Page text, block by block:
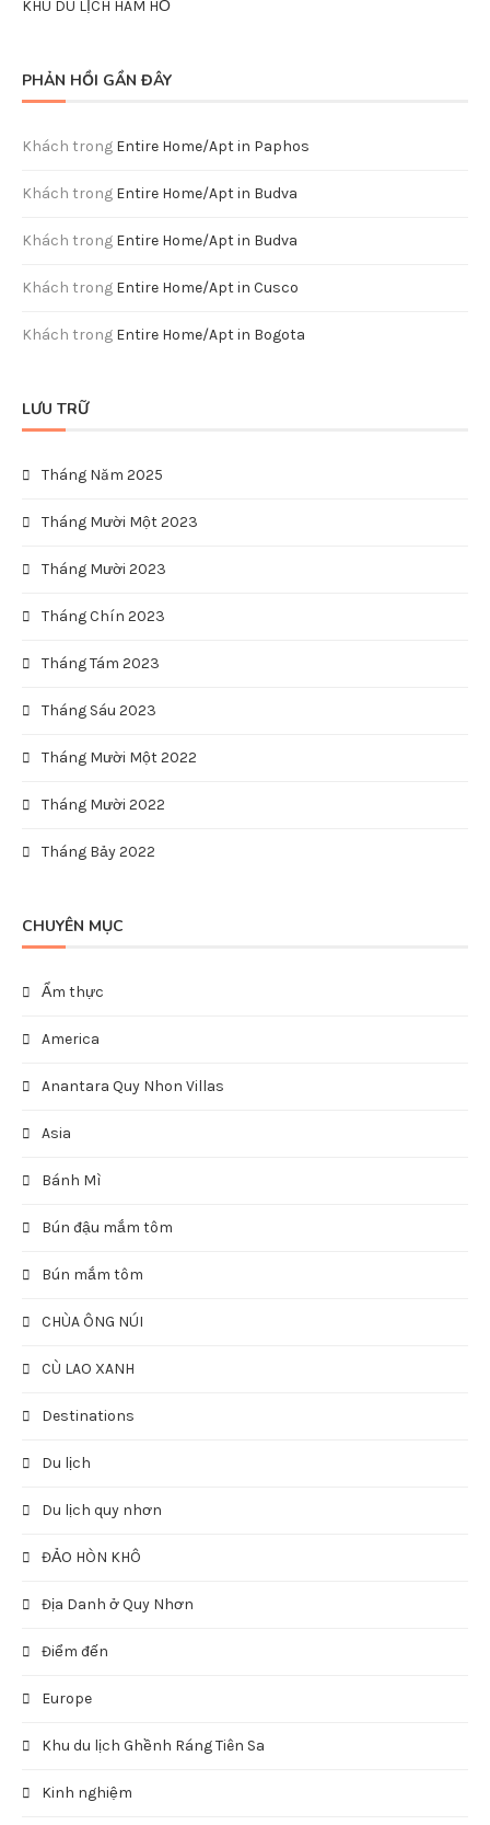
KHU DU LỊCH HÀM HỒ
PHẢN HỒI GẦN ĐÂY
Khách trong Entire Home/Apt in Paphos
Khách trong Entire Home/Apt in Budva
Khách trong Entire Home/Apt in Budva
Khách trong Entire Home/Apt in Cusco
Khách trong Entire Home/Apt in Bogota
LƯU TRỮ
Tháng Năm 2025
Tháng Mười Một 2023
Tháng Mười 2023
Tháng Chín 2023
Tháng Tám 2023
Tháng Sáu 2023
Tháng Mười Một 2022
Tháng Mười 2022
Tháng Bảy 2022
CHUYÊN MỤC
Ẩm thực
America
Anantara Quy Nhon Villas
Asia
Bánh Mì
Bún đậu mắm tôm
Bún mắm tôm
CHÙA ÔNG NÚI
CÙ LAO XANH
Destinations
Du lịch
Du lịch quy nhơn
ĐẢO HÒN KHÔ
Địa Danh ở Quy Nhơn
Điểm đến
Europe
Khu du lịch Ghềnh Ráng Tiên Sa
Kinh nghiệm